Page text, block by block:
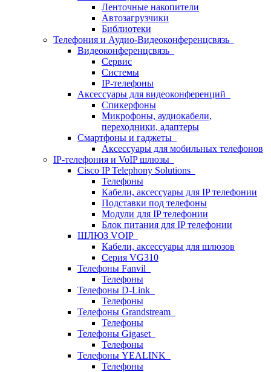
Ленточные накопители
Автозагрузчики
Библиотеки
Телефония и Аудио-Видеоконференцсвязь
Видеоконференцсвязь
Сервис
Системы
IP-телефоны
Аксессуары для видеоконференций
Спикерфоны
Микрофоны, аудиокабели,
переходники, адаптеры
Смартфоны и гаджеты
Аксессуары для мобильных телефонов
IP-телефония и VoIP шлюзы
Cisco IP Telephony Solutions
Телефоны
Кабели, аксессуары для IP телефонии
Подставки под телефоны
Модули для IP телефонии
Блок питания для IP телефонии
ШЛЮЗ VOIP
Кабели, аксессуары для шлюзов
Серия VG310
Телефоны Fanvil
Телефоны
Телефоны D-Link
Телефоны
Телефоны Grandstream
Телефоны
Телефоны Gigaset
Телефоны
Телефоны YEALINK
Телефоны